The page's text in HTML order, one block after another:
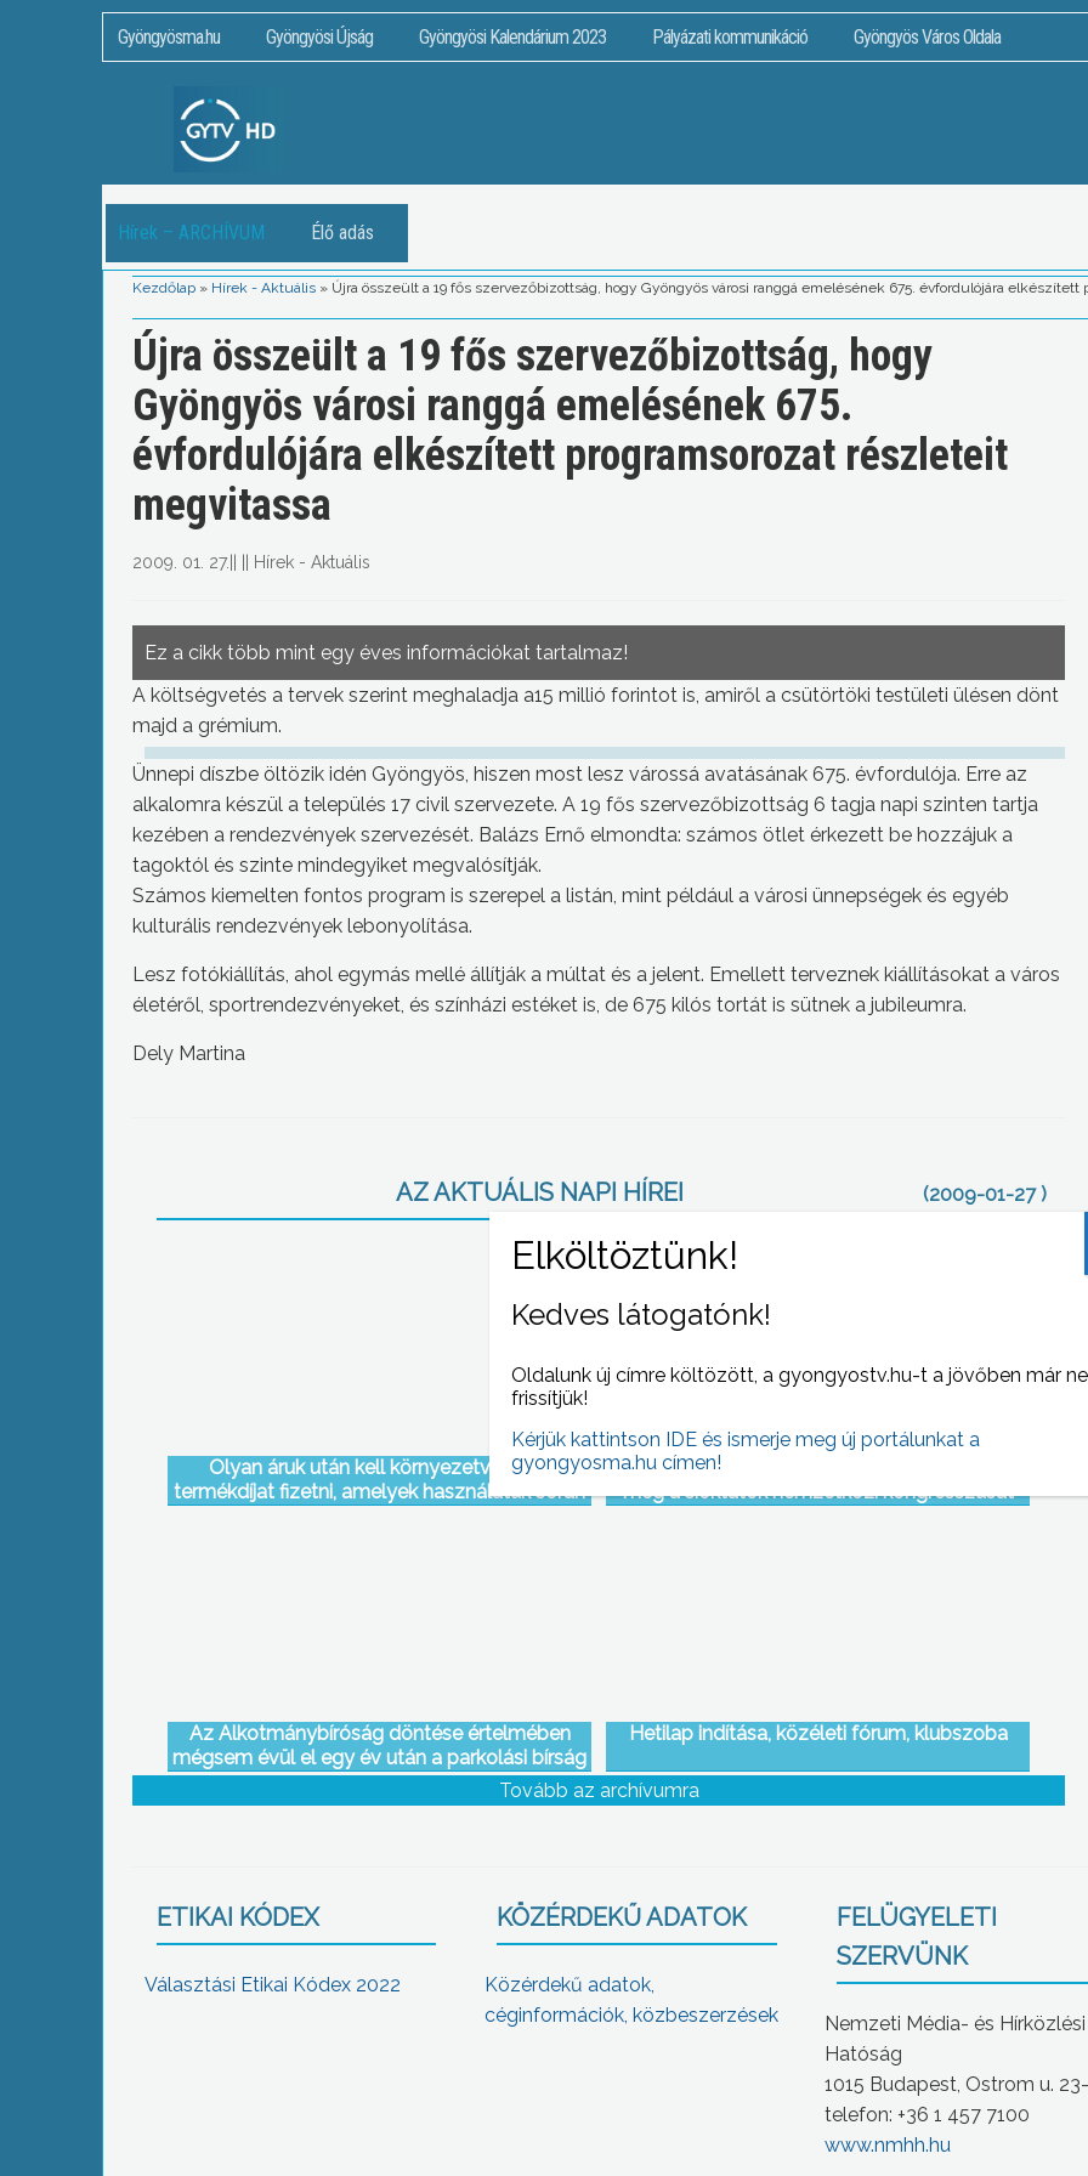
Gyöngyösma.hu Gyöngyösi Újság Gyöngyösi Kalendárium 2023 Pályázati kommunikáció Gyöngyös Város Oldala
Hírek – ARCHÍVUM Élő adás
Kezdőlap » Hírek - Aktuális » Újra összeült a 19 fős szervezőbizottság, hogy Gyöngyös városi ranggá emelésének 675. évfordulójára
Újra összeült a 19 fős szervezőbizottság, hogy
Gyöngyös városi ranggá emelésének 675.
évfordulójára elkészített programsorozat részleteit
megvitassa
2009. 01. 27. Hírek - Aktuális
Ez a cikk több mint egy éves információkat tartalmaz!
A költségvetés a tervek szerint meghaladja a15 millió forintot is, amiről a csütörtöki testületi ülésen dönt
majd a grémium.
Ünnepi díszbe öltözik idén Gyöngyös, hiszen most lesz várossá avatásának 675. évfordulója. Erre az
alkalomra készül a település 17 civil szervezete. A 19 fős szervezőbizottság 6 tagja napi szinten tartja
kezében a rendezvények szervezését. Balázs Ernő elmondta: számos ötlet érkezett be hozzájuk a
tagoktól és szinte mindegyiket megvalósítják.
Számos kiemelten fontos program is szerepel a listán, mint például a városi ünnepségek és egyéb
kulturális rendezvények lebonyolítása.
Lesz fotókiállítás, ahol egymás mellé állítják a múltat és a jelent. Emellett terveznek kiállításokat a város
életéről, sportrendezvényeket, és színházi estéket is, de 675 kilós tortát is sütnek a jubileumra.
Dely Martina
AZ AKTUÁLIS NAPI HÍREI (2009-01-27 )
Olyan áruk után kell környezetvédelmi
termékdíjat fizetni, amelyek használatuk során
Magyarországon első alkalommal rendezték
meg a síoktatók nemzetközi kongresszusát
Az Alkotmánybíróság döntése értelmében
mégsem évül el egy év után a parkolási bírság
Hetilap indítása, közéleti fórum, klubszoba
Tovább az archívumra
ETIKAI KÓDEX
Választási Etikai Kódex 2022
KÖZÉRDEKŰ ADATOK
Közérdekű adatok,
céginformációk, közbeszerzések
FELÜGYELETI
SZERVÜNK
Nemzeti Média- és Hírközlési
Hatóság
1015 Budapest, Ostrom u.
telefon: +36 1 457 7100
www.nmhh.hu
Kedves látogatónk!
Oldalunk új címre költözött, a gyongyostv.hu-t a jövőben már
frissítjük!
Kérjük kattintson IDE és ismerje meg új portálunkat a
gyongyosma.hu címen!